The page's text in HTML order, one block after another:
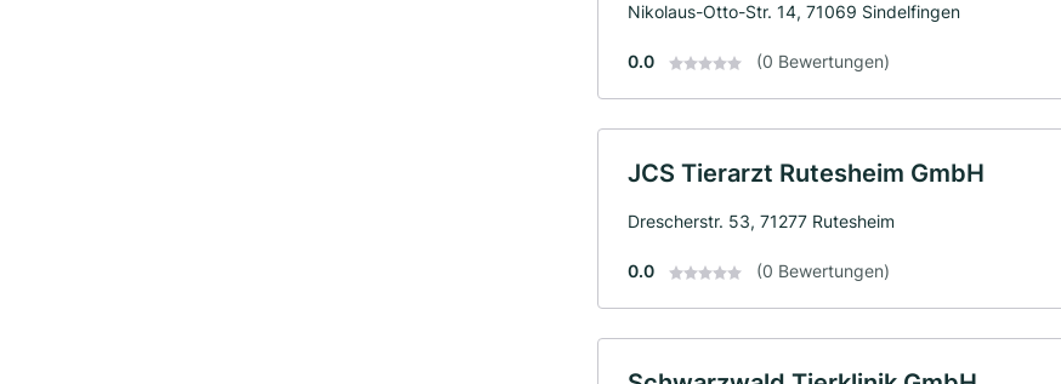
Nikolaus-Otto-Str. 14, 71069 Sindelfingen
0.0 (0 Bewertungen)
JCS Tierarzt Rutesheim GmbH
Drescherstr. 53, 71277 Rutesheim
0.0 (0 Bewertungen)